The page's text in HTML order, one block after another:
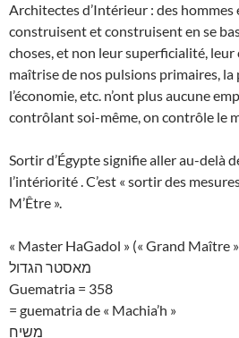
Architectes d’Intérieur : des hommes
construisent et construisent en se
choses, et non leur superficialité,
maîtrise de nos pulsions primaires, la
l’économie, etc. n’ont plus aucune
contrôlant soi-même, on contrôle le
Sortir d’Égypte signifie aller au-delà
l’intériorité . C’est « sortir des
M’Être ».
« Master HaGadol » (« Grand Maître
מאסטר הגדול
Guematria = 358
= guematria de « Machia’h »
משיח